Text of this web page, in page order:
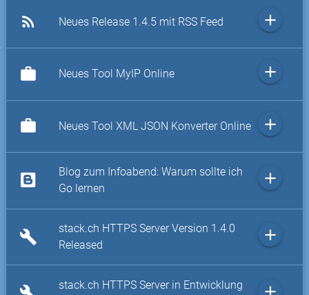
rss_feed Neues Release 1.4.5 mit RSS Feed add
work Neues Tool MyIP Online add
work Neues Tool XML JSON Konverter Online add
Blog zum Infoabend: Warum sollte ich
Go lernen
add
build
stack.ch HTTPS Server Version 1.4.0
Released
add
stack.ch HTTPS Server in Entwicklung
add